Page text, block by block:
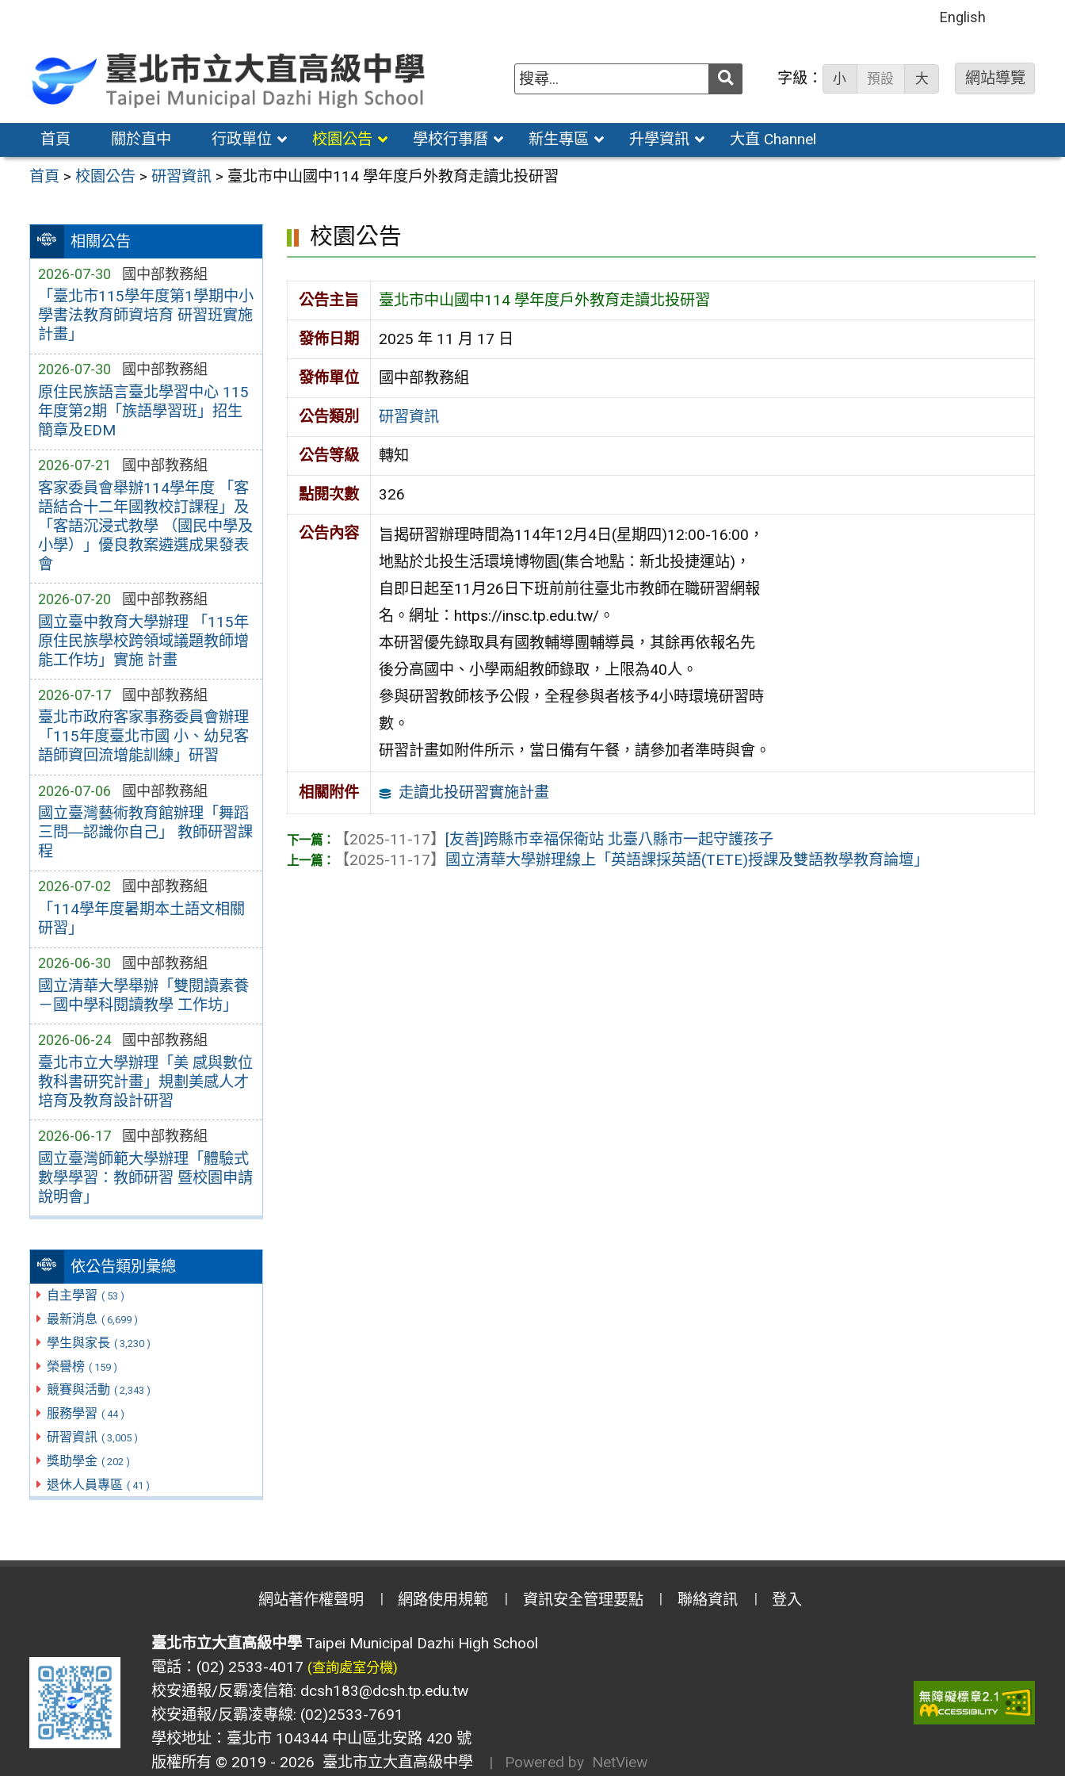
區
English
送出 字級： 小 預設 大 網站導覽
首頁 關於直中 行政單位 校園公告 學校行事曆 新生專區 升學資訊 大直 Channel
首頁 >校園公告 >研習資訊 > 臺北市中山國中114 學年度戶外教育走讀北投研習
相關公告
2026-07-30 國中部教務組
「臺北市115學年度第1學期中小
學書法教育師資培育 研習班實施
計畫」
2026-07-30 國中部教務組
原住民族語言臺北學習中心 115
年度第2期「族語學習班」招生
簡章及EDM
2026-07-21 國中部教務組
客家委員會舉辦114學年度 「客
語結合十二年國教校訂課程」及
「客語沉浸式教學 （國民中學及
小學）」優良教案遴選成果發表
會
2026-07-20 國中部教務組
國立臺中教育大學辦理 「115年
原住民族學校跨領域議題教師增
能工作坊」實施 計畫
2026-07-17 國中部教務組
臺北市政府客家事務委員會辦理
「115年度臺北市國 小、幼兒客
語師資回流增能訓練」研習
2026-07-06 國中部教務組
國立臺灣藝術教育館辦理「舞蹈
三問―認識你自己」 教師研習課
程
2026-07-02 國中部教務組
「114學年度暑期本土語文相關
研習」
2026-06-30 國中部教務組
國立清華大學舉辦「雙閱讀素養
－國中學科閱讀教學 工作坊」
2026-06-24 國中部教務組
臺北市立大學辦理「美 感與數位
教科書研究計畫」規劃美感人才
培育及教育設計研習
2026-06-17 國中部教務組
國立臺灣師範大學辦理「體驗式
數學學習：教師研習 暨校園申請
說明會」
依公告類別彙總
自主學習 ( 53 )
最新消息 ( 6,699 )
學生與家長 ( 3,230 )
榮譽榜 ( 159 )
競賽與活動 ( 2,343 )
服務學習 ( 44 )
研習資訊 ( 3,005 )
獎助學金 ( 202 )
退休人員專區 ( 41 )
校園公告
公告主旨 臺北市中山國中114 學年度戶外教育走讀北投研習
發佈日期 2025 年 11 月 17 日
發佈單位 國中部教務組
公告類別 研習資訊
公告等級 轉知
點閱次數 326
公告內容
旨揭研習辦理時間為114年12月4日(星期四)12:00-16:00，
地點於北投生活環境博物園(集合地點：新北投捷運站)，
自即日起至11月26日下班前前往臺北市教師在職研習網報
名。網址：https://insc.tp.edu.tw/。
本研習優先錄取具有國教輔導團輔導員，其餘再依報名先
後分高國中、小學兩組教師錄取，上限為40人。
參與研習教師核予公假，全程參與者核予4小時環境研習時
數。
研習計畫如附件所示，當日備有午餐，請參加者準時與會。
相關附件 走讀北投研習實施計畫
【2025-11-17】 [友善]跨縣市幸福保衛站 北臺八縣市一起守護孩子
【2025-11-17】
國立清華大學辦理線上「英語課採英語(TETE)授課及雙語教學教育論壇」
網站著作權聲明 網路使用規範 資訊安全管理要點 聯絡資訊 登入
臺北市立大直高級中學Taipei Municipal Dazhi High School
電話：(02) 2533-4017 (查詢處室分機)
校安通報/反霸凌信箱: dcsh183@dcsh.tp.edu.tw
校安通報/反霸凌專線: (02)2533-7691
學校地址：臺北市 104344 中山區北安路 420 號
版權所有 © 2019 - 2026 臺北市立大直高級中學 | Powered by NetView